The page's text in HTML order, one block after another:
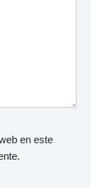
en este